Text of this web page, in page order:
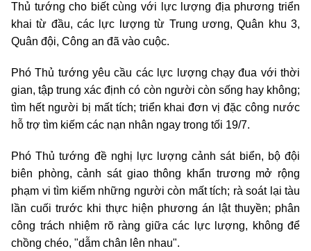
Thủ tướng cho biết cùng với lực lượng địa phương triển
khai từ đầu, các lực lượng từ Trung ương, Quân khu 3,
Quân đội, Công an đã vào cuộc.
Phó Thủ tướng yêu cầu các lực lượng chạy đua với thời
gian, tập trung xác định có còn người còn sống hay không;
tìm hết người bị mất tích; triển khai đơn vị đặc công nước
hỗ trợ tìm kiếm các nạn nhân ngay trong tối 19/7.
Phó Thủ tướng đề nghị lực lượng cảnh sát biển, bộ đội
biên phòng, cảnh sát giao thông khẩn trương mở rộng
phạm vi tìm kiếm những người còn mất tích; rà soát lại tàu
lần cuối trước khi thực hiện phương án lật thuyền; phân
công trách nhiệm rõ ràng giữa các lực lượng, không để
chồng chéo, "dẫm chân lên nhau".